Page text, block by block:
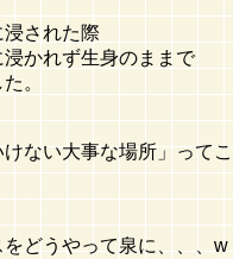
された際
かれず生身のままで
。
ない大事な場所」ってこ
どうやって泉に、、、w